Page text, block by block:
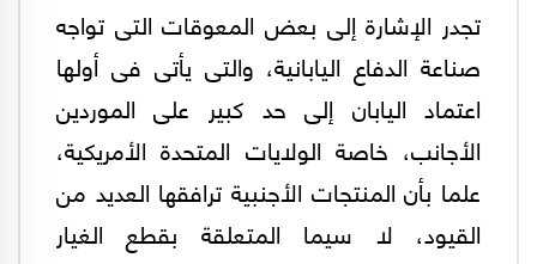
تجدر الإشارة إلى بعض المعوقات التى تواجه
صناعة الدفاع اليابانية، والتى يأتى فى أولها
اعتماد اليابان إلى حد كبير على الموردين
الأجانب، خاصة الولايات المتحدة الأمريكية،
علما بأن المنتجات الأجنبية ترافقها العديد من
القيود، لا سيما المتعلقة بقطع الغيار